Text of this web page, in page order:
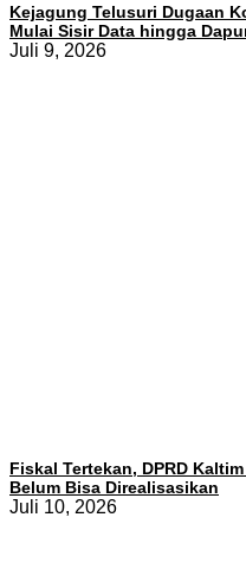
Kejagung Telusuri Dugaan
Mulai Sisir Data hingga
Juli 9, 2026
Fiskal Tertekan, DPRD
Belum Bisa Direalisasikan
Juli 10, 2026